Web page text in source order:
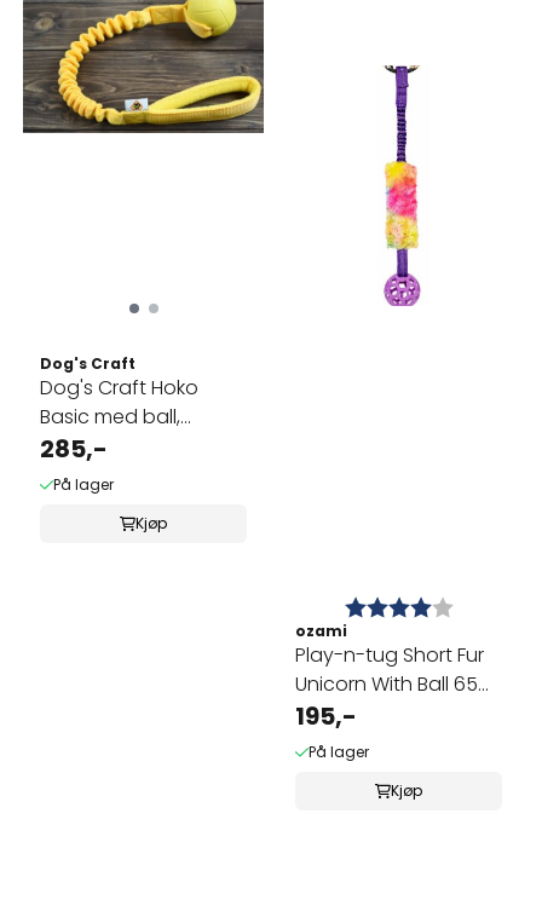
Dog's Craft
Dog's Craft Hoko
Basic med ball,
Medium
285,-
På lager
Kjøp
Karakter: 4.0 av 5
ozami
Play-n-tug Short Fur
Unicorn With Ball 65
cm
195,-
På lager
Kjøp